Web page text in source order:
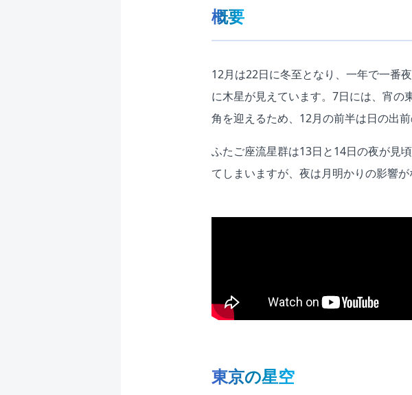
概要
12月は22日に冬至となり、一年で一番
に木星が見えています。7日には、宵の
角を迎えるため、12月の前半は日の出
ふたご座流星群は13日と14日の夜が見
てしまいますが、夜は月明かりの影響
東京の星空